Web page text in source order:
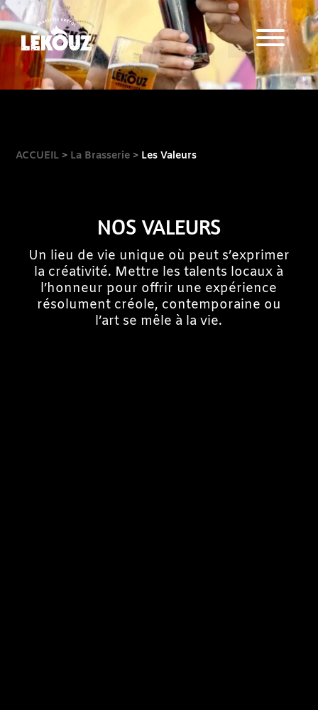
Bar
Les Évènements du bar
Visite brasserie
Privatisation brasserie
ACCUEIL > La Brasserie > Les Valeurs
NOS VALEURS
Un lieu de vie unique où peut s’exprimer
la créativité. Mettre les talents locaux à
l’honneur pour offrir une expérience
résolument créole, contemporaine ou
l’art se mêle à la vie.